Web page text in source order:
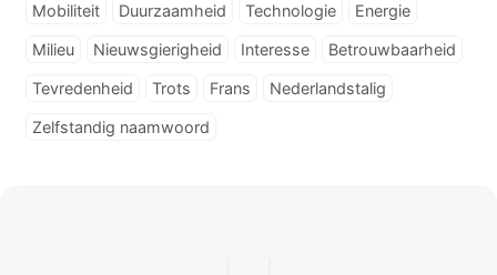
Mobiliteit Duurzaamheid Technologie Energie
Milieu Nieuwsgierigheid Interesse Betrouwbaarheid
Tevredenheid Trots Frans Nederlandstalig
Zelfstandig naamwoord